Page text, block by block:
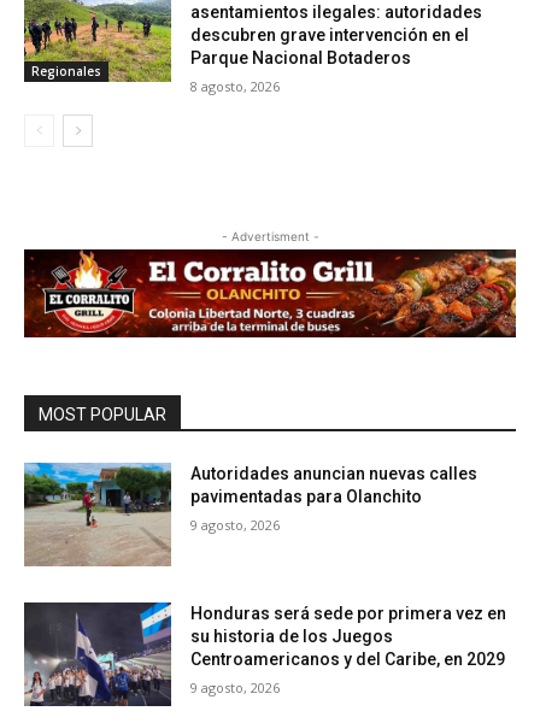
Regionales
asentamientos ilegales: autoridades
descubren grave intervención en el
Parque Nacional Botaderos
8 agosto, 2026
- Advertisment -
MOST POPULAR
Autoridades anuncian nuevas calles
pavimentadas para Olanchito
9 agosto, 2026
Honduras será sede por primera vez en
su historia de los Juegos
Centroamericanos y del Caribe, en 2029
9 agosto, 2026